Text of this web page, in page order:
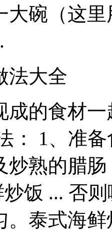
大碗（这
法大全
成的食材
： 1、准
炒熟的腊
饭 ... 否
。泰式海